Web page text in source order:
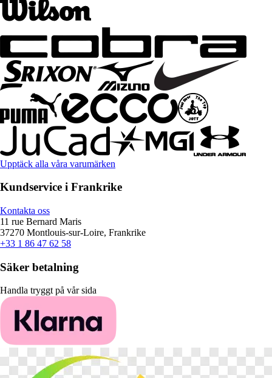
Upptäck alla våra varumärken
Kundservice i Frankrike
Kontakta oss
11 rue Bernard Maris
37270 Montlouis-sur-Loire, Frankrike
+33 1 86 47 62 58
Säker betalning
Handla tryggt på vår sida